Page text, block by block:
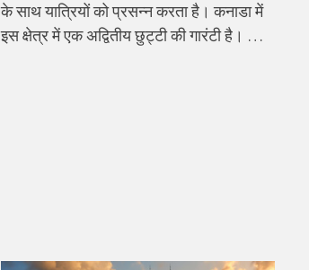
के साथ यात्रियों को प्रसन्न करता है। कनाडा में
इस क्षेत्र में एक अद्वितीय छुट्टी की गारंटी है। …